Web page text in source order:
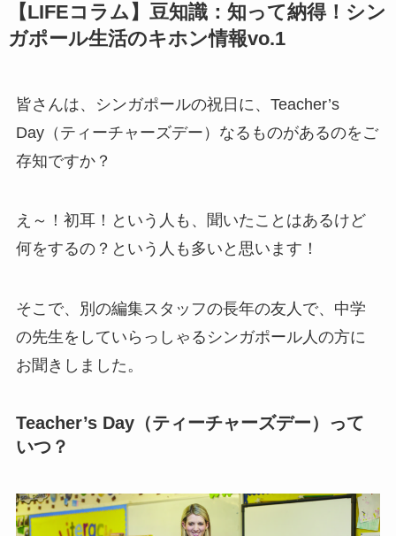
【LIFEコラム】豆知識：知って納得！シン
ガポール生活のキホン情報vo.1
皆さんは、シンガポールの祝日に、Teacher’s
Day（ティーチャーズデー）なるものがあるのをご
存知ですか？
え～！初耳！という人も、聞いたことはあるけど
何をするの？という人も多いと思います！
そこで、別の編集スタッフの長年の友人で、中学
の先生をしていらっしゃるシンガポール人の方に
お聞きしました。
Teacher’s Day（ティーチャーズデー）って
いつ？